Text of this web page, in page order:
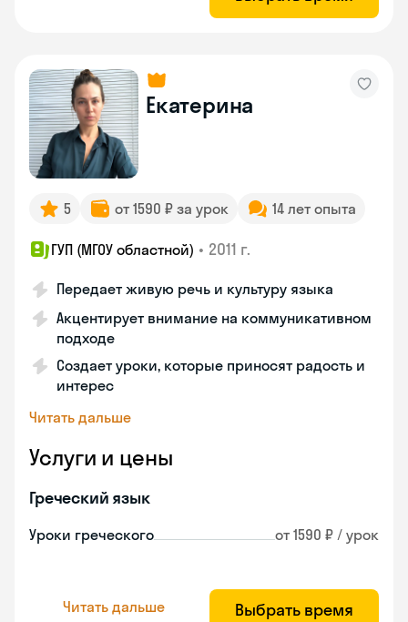
Екатерина
5 от 1590 ₽ за урок 14 лет опыта
ГУП (МГОУ областной) • 2011 г.
Передает живую речь и культуру языка
Акцентирует внимание на коммуникативном
подходе
Создает уроки, которые приносят радость и
интерес
Читать дальше
Услуги и цены
Греческий язык
Уроки греческого от 1590 ₽ / урок
Читать дальше Выбрать время